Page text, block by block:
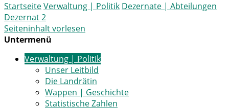
StartseiteVerwaltung | Politik Dezernate | Abteilungen
Dezernat 2
Seiteninhalt vorlesen
Untermenü
Verwaltung | Politik
Unser Leitbild
Die Landrätin
Wappen | Geschichte
Statistische Zahlen